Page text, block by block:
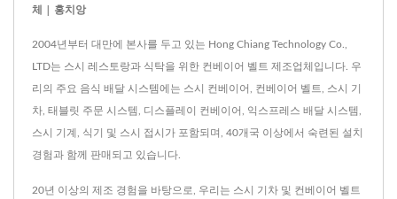
체 | 홍치앙
2004년부터 대만에 본사를 두고 있는 Hong Chiang Technology Co.,
LTD는 스시 레스토랑과 식탁을 위한 컨베이어 벨트 제조업체입니다. 우
리의 주요 음식 배달 시스템에는 스시 컨베이어, 컨베이어 벨트, 스시 기
차, 태블릿 주문 시스템, 디스플레이 컨베이어, 익스프레스 배달 시스템,
스시 기계, 식기 및 스시 접시가 포함되며, 40개국 이상에서 숙련된 설치
경험과 함께 판매되고 있습니다.
20년 이상의 제조 경험을 바탕으로, 우리는 스시 기차 및 컨베이어 벨트